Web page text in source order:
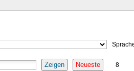
Zeigen Neueste 8